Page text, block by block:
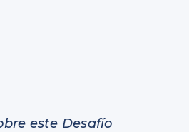
este Desafío